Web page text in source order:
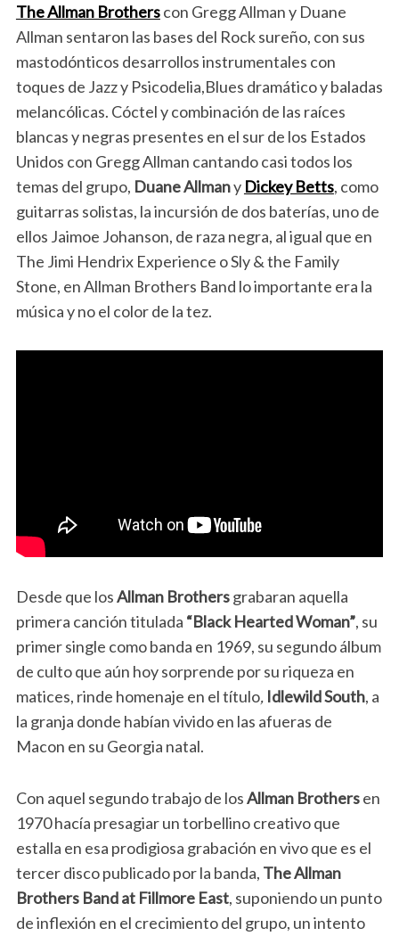
The Allman Brotherscon Gregg Allman y Duane
Allman sentaron las bases del Rock sureño, con sus
mastodónticos desarrollos instrumentales con
toques de Jazz y Psicodelia,Blues dramático y baladas
melancólicas. Cóctel y combinación de las raíces
blancas y negras presentes en el sur de los Estados
Unidos con Gregg Allman cantando casi todos los
temas del grupo, Duane Allmany Dickey Betts, como
guitarras solistas, la incursión de dos baterías, uno de
ellos Jaimoe Johanson, de raza negra, al igual que en
The Jimi Hendrix Experience o Sly & the Family
Stone, en Allman Brothers Band lo importante era la
música y no el color de la tez.
Desde que losAllman Brothersgrabaran aquella
primera canción titulada “Black Hearted Woman”, su
primer single como banda en 1969, su segundo álbum
de culto que aún hoy sorprende por su riqueza en
matices, rinde homenaje en el título, Idlewild South, a
la granja donde habían vivido en las afueras de
Macon en su Georgia natal.
Con aquel segundo trabajo de losAllman Brothersen
1970 hacía presagiar un torbellino creativo que
estalla en esa prodigiosa grabación en vivo que es el
tercer disco publicado por la banda, The Allman
Brothers Band at Fillmore East, suponiendo un punto
de inflexión en el crecimiento del grupo, un intento